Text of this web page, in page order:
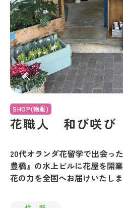
花職人 和び咲び
20代オランダ花留学で出会っ
豊橋』の水上ビルに花屋を開
花の力を全国へお届けいたしま
SHOP(物販)